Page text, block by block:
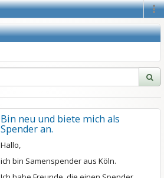
Bin neu und biete mich als
Spender an.
Hallo,
ich bin Samenspender aus Köln.